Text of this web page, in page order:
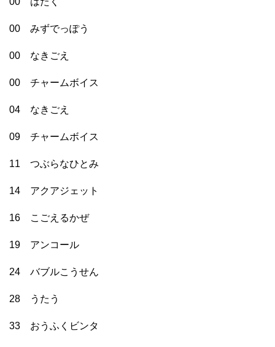
00 みずでっぽう
00 なきごえ
00 チャームボイス
04 なきごえ
09 チャームボイス
11 つぶらなひとみ
14 アクアジェット
16 こごえるかぜ
19 アンコール
24 バブルこうせん
28 うたう
33 おうふくビンタ